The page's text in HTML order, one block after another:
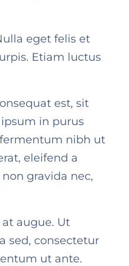
eget felis et
Etiam luctus
est, sit
in purus
nibh ut
eleifend a
gravida nec,
augue. Ut
sed, consectetur
ut ante.